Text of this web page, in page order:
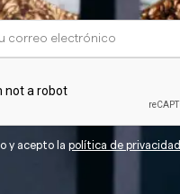
y acepto lapolítica de privacidad